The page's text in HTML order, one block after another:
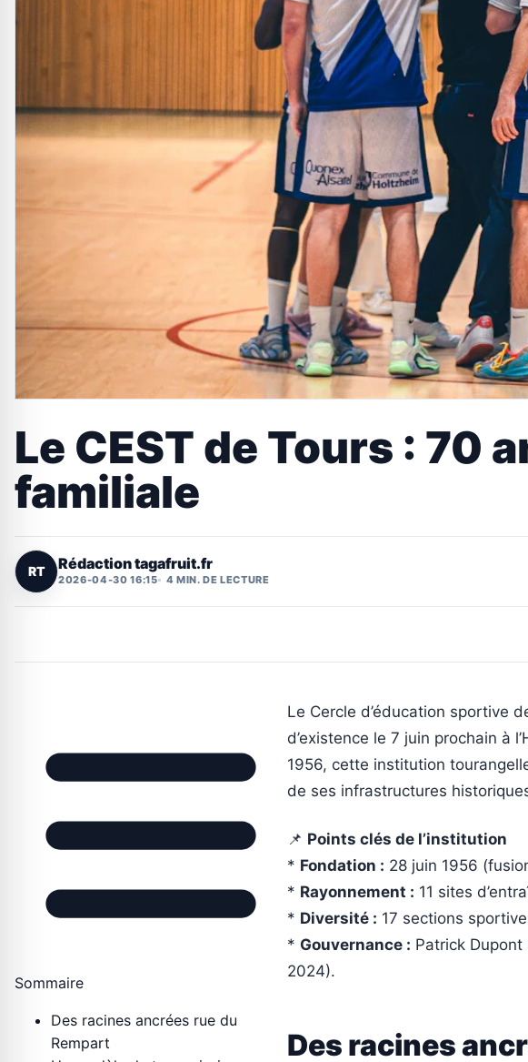
Le CEST de Tours : 70
familiale
RT Rédaction tagafruit.fr
2026-04-30 16:15 4 MIN. DE LECTURE
Sommaire
Des racines ancrées rue du
Rempart
Le Cercle d’éducation sportive
d’existence le 7 juin prochain à
1956, cette institution
de ses infrastructures
📌 Points clés de l’institution
* Fondation : 28 juin 1956
* Rayonnement : 11 sites
* Diversité : 17 sections
* Gouvernance : Patrick
2024).
Des racines